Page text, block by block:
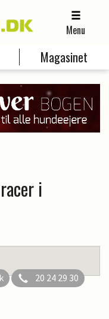
Menu
Magasinet
i
20 24 29 30